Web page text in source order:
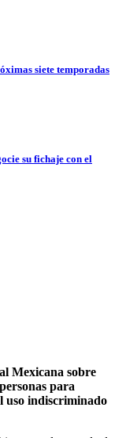
siete temporadas
su fichaje con el
Mexicana sobre
para
uso indiscriminado